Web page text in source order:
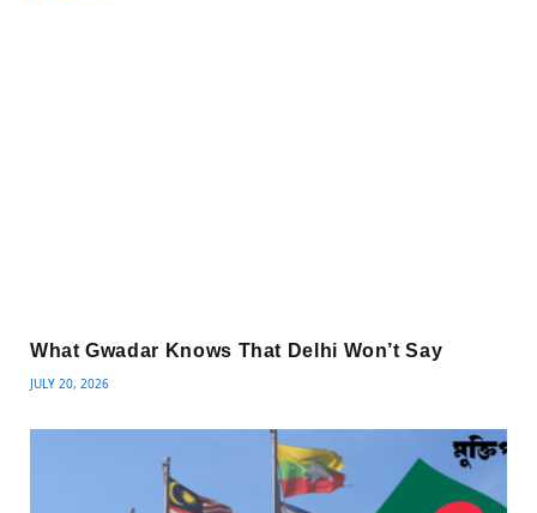
What Gwadar Knows That Delhi Won’t Say
JULY 20, 2026